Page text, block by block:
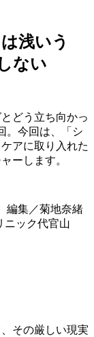
浅いう
ない
どう立ち向かっ
。今回は、「シ
アに取り入れた
ーします。
集／菊地奈緒
ニック代官山
その厳しい現実